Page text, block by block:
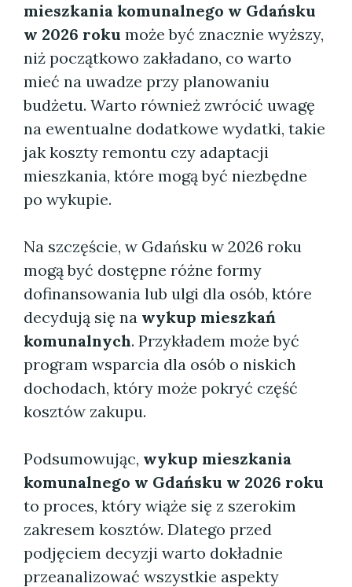
mieszkania komunalnego w Gdańsku
w 2026 roku może być znacznie wyższy,
niż początkowo zakładano, co warto
mieć na uwadze przy planowaniu
budżetu. Warto również zwrócić uwagę
na ewentualne dodatkowe wydatki, takie
jak koszty remontu czy adaptacji
mieszkania, które mogą być niezbędne
po wykupie.
Na szczęście, w Gdańsku w 2026 roku
mogą być dostępne różne formy
dofinansowania lub ulgi dla osób, które
decydują się na wykup mieszkań
komunalnych. Przykładem może być
program wsparcia dla osób o niskich
dochodach, który może pokryć część
kosztów zakupu.
Podsumowując, wykup mieszkania
komunalnego w Gdańsku w 2026 roku
to proces, który wiąże się z szerokim
zakresem kosztów. Dlatego przed
podjęciem decyzji warto dokładnie
przeanalizować wszystkie aspekty